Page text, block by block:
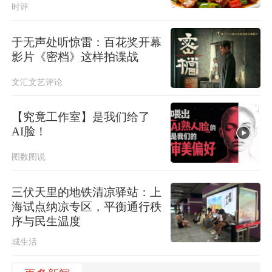
时评
于无声处听惊雷：百花奖开幕
影片《密档》这样拍谍战
文汇文艺评论
【究竟工作室】是我们给了
AI脸！
图数图说
三伏天里的地铁清凉驿站：上
海试点纳凉专区，平衡通行秩
序与民生温度
城生活